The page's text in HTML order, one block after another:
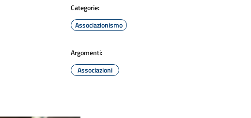
Categorie:
Associazionismo
Argomenti:
Associazioni